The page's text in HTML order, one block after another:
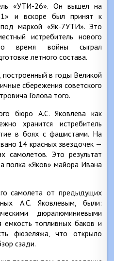
«УТИ-26». Он вышел на
1» и вскоре был принят к
маркой «Як-7УТИ». Это
истребитель нового
время войны сыграл
летного состава.
в годы Великой
сбережения советского
Голова того.
бюро А.С. Яковлева как
хранится истребитель
в боях с фашистами. На
14 красных звездочек —
самолетов. Это результат
полка «Яков» майора Ивана
самолета от предыдущих
А.С. Яковлевым, были:
дюралюминиевыми
емкость топливных баков и
фюзеляжа, что открыло
сзади.